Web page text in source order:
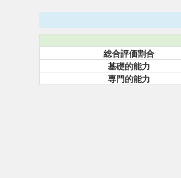
総合評価割合
基礎的能力
専門的能力